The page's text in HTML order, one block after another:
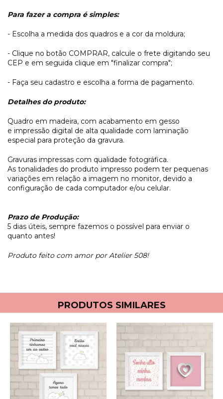
Para fazer a compra é simples:
- Escolha a medida dos quadros e a cor da moldura;
- Clique no botão COMPRAR, calcule o frete digitando seu
CEP e em seguida clique em "finalizar compra";
- Faça seu cadastro e escolha a forma de pagamento.
Detalhes do produto:
Quadro em madeira, com acabamento em gesso
e impressão digital de alta qualidade com laminação
especial para proteção da gravura.
Gravuras impressas com qualidade fotográfica.
As tonalidades do produto impresso podem ter pequenas
variações em relação a imagem no monitor, devido a
configuração de cada computador e/ou celular.
Prazo de Produção:
5 dias úteis, sempre fazemos o possível para enviar o
quanto antes!
Produto feito com amor por Atelier 508!
PRODUTOS SIMILARES